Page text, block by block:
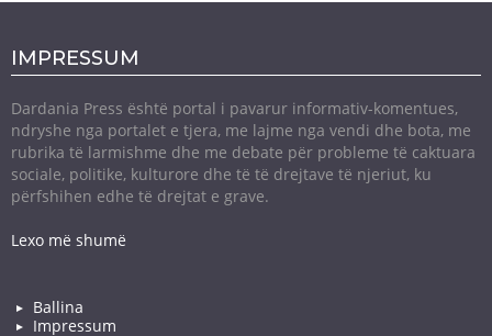
IMPRESSUM
Dardania Press është portal i pavarur informativ-komentues,
ndryshe nga portalet e tjera, me lajme nga vendi dhe bota, me
rubrika të larmishme dhe me debate për probleme të caktuara
sociale, politike, kulturore dhe të të drejtave të njeriut, ku
përfshihen edhe të drejtat e grave.
Lexo më shumë
Ballina
Impressum